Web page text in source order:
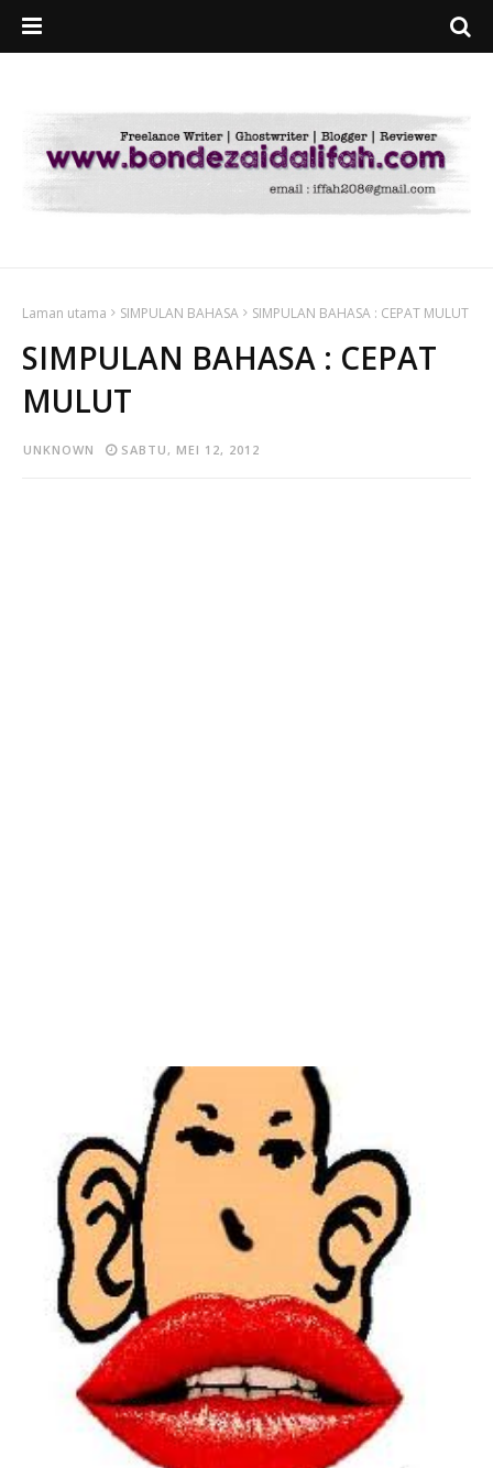
Laman utama SIMPULAN BAHASA SIMPULAN BAHASA : CEPAT MULUT
SIMPULAN BAHASA : CEPAT
MULUT
UNKNOWN SABTU, MEI 12, 2012